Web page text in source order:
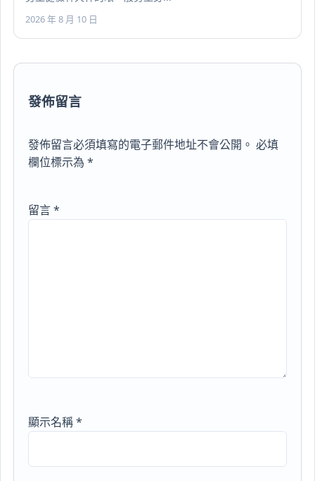
2026 年 8 月 10 日
發佈留言
發佈留言必須填寫的電子郵件地址不會公開。 必填
欄位標示為*
留言*
顯示名稱*